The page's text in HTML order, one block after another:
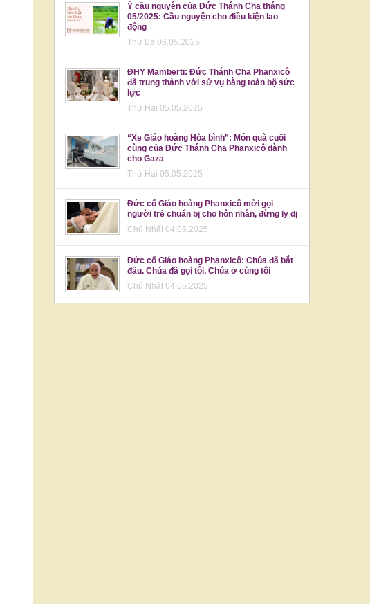
Ý cầu nguyện của Đức Thánh Cha tháng
05/2025: Cầu nguyện cho điều kiện lao
động
Thứ Ba 06.05.2025
ĐHY Mamberti: Đức Thánh Cha Phanxicô
đã trung thành với sứ vụ bằng toàn bộ sức
lực
Thứ Hai 05.05.2025
“Xe Giáo hoàng Hòa bình”: Món quà cuối
cùng của Đức Thánh Cha Phanxicô dành
cho Gaza
Thứ Hai 05.05.2025
Đức cố Giáo hoàng Phanxicô mời gọi
người trẻ chuẩn bị cho hôn nhân, đừng ly dị
Chủ Nhật 04.05.2025
Đức cố Giáo hoàng Phanxicô: Chúa đã bắt
đầu. Chúa đã gọi tôi. Chúa ở cùng tôi
Chủ Nhật 04.05.2025